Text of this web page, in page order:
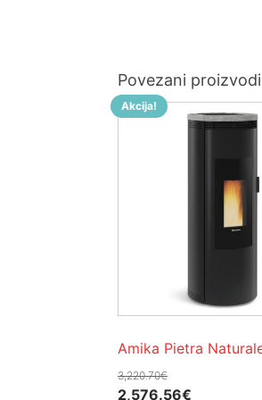
Povezani proizvodi
Akcija!
Amika Pietra
3,220.70€
Izvorna
2,576.56€